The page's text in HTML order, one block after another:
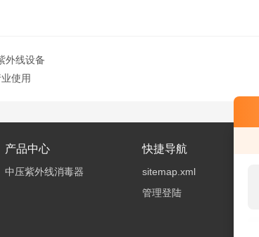
外线设备
使用
产品中心
中压紫外线消毒器
快捷导航
sitemap.xml
管理登陆